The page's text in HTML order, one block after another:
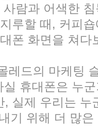
람과 어색한
루할 때, 커피
폰 화면을 쳐다
레드의 마케팅
실 휴대폰은 누
, 실제 우리는
기 위해 더 많